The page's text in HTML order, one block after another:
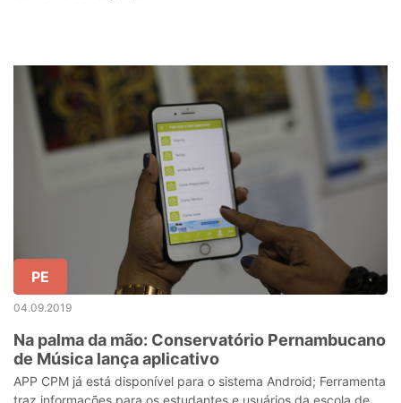
PE
04.09.2019
Na palma da mão: Conservatório Pernambucano
de Música lança aplicativo
APP CPM já está disponível para o sistema Android; Ferramenta
traz informações para os estudantes e usuários da escola de